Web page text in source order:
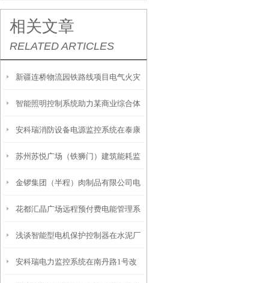
相关文章
RELATED ARTICLES
新疆连桥物流园铁路线项目电气火灾
监控系统的设计及应用
智能照明控制系统助力某商业综合体
实现双碳
安科瑞消防设备电源监控系统在泰康
松江养老社区08-02地块项目中的应
用
苏州苏悦广场（铁狮门）建筑能耗监
测系统应用小结
金锣集团（半程）肉制品有限公司电
能管理系统的设计与应用
花都汇晶广场远程预付费电能管理系
统的研究与应用
浅谈智能型电机保护控制器在水泥厂
的应用与思考
安科瑞电力监控系统在南丹路1号改